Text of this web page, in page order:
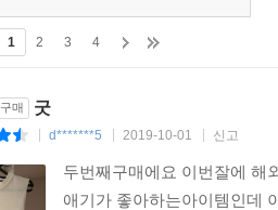
1 2 3 4
구매 굿
d*******5 2019-10-01 신고
두번째구매에요 이번잘에 해
애기가 좋아하는아이템인데